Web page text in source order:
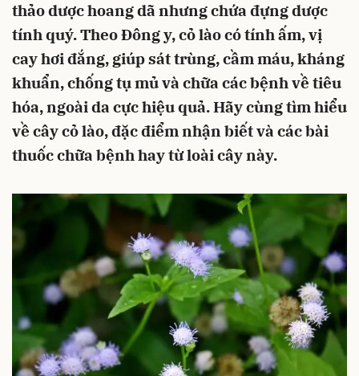
thảo dược hoang dã nhưng chứa đựng dược
tính quý. Theo Đông y, cỏ lào có tính ấm, vị
cay hơi đắng, giúp sát trùng, cầm máu, kháng
khuẩn, chống tụ mủ và chữa các bệnh về tiêu
hóa, ngoài da cực hiệu quả. Hãy cùng tìm hiểu
về cây cỏ lào, đặc điểm nhận biết và các bài
thuốc chữa bệnh hay từ loài cây này.